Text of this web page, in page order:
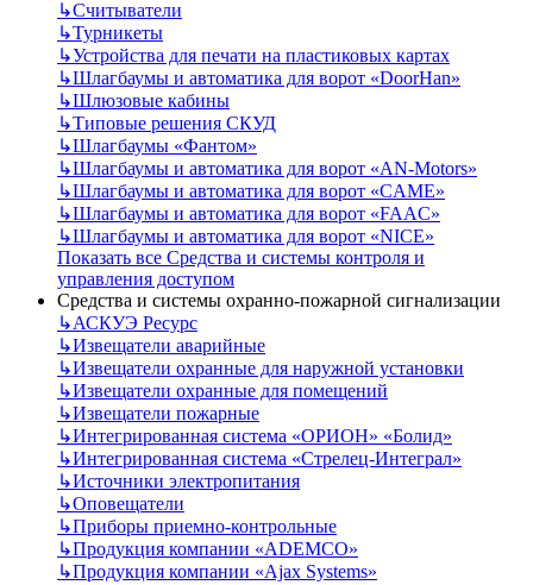
↳Считыватели
↳Турникеты
↳Устройства для печати на пластиковых картах
↳Шлагбаумы и автоматика для ворот «DoorHan»
↳Шлюзовые кабины
↳Типовые решения СКУД
↳Шлагбаумы «Фантом»
↳Шлагбаумы и автоматика для ворот «AN-Motors»
↳Шлагбаумы и автоматика для ворот «CAME»
↳Шлагбаумы и автоматика для ворот «FAAC»
↳Шлагбаумы и автоматика для ворот «NICE»
Показать все Средства и системы контроля и
управления доступом
Средства и системы охранно-пожарной сигнализации
↳АСКУЭ Ресурс
↳Извещатели аварийные
↳Извещатели охранные для наружной установки
↳Извещатели охранные для помещений
↳Извещатели пожарные
↳Интегрированная система «ОРИОН» «Болид»
↳Интегрированная система «Стрелец-Интеграл»
↳Источники электропитания
↳Оповещатели
↳Приборы приемно-контрольные
↳Продукция компании «ADEMCO»
↳Продукция компании «Ajax Systems»